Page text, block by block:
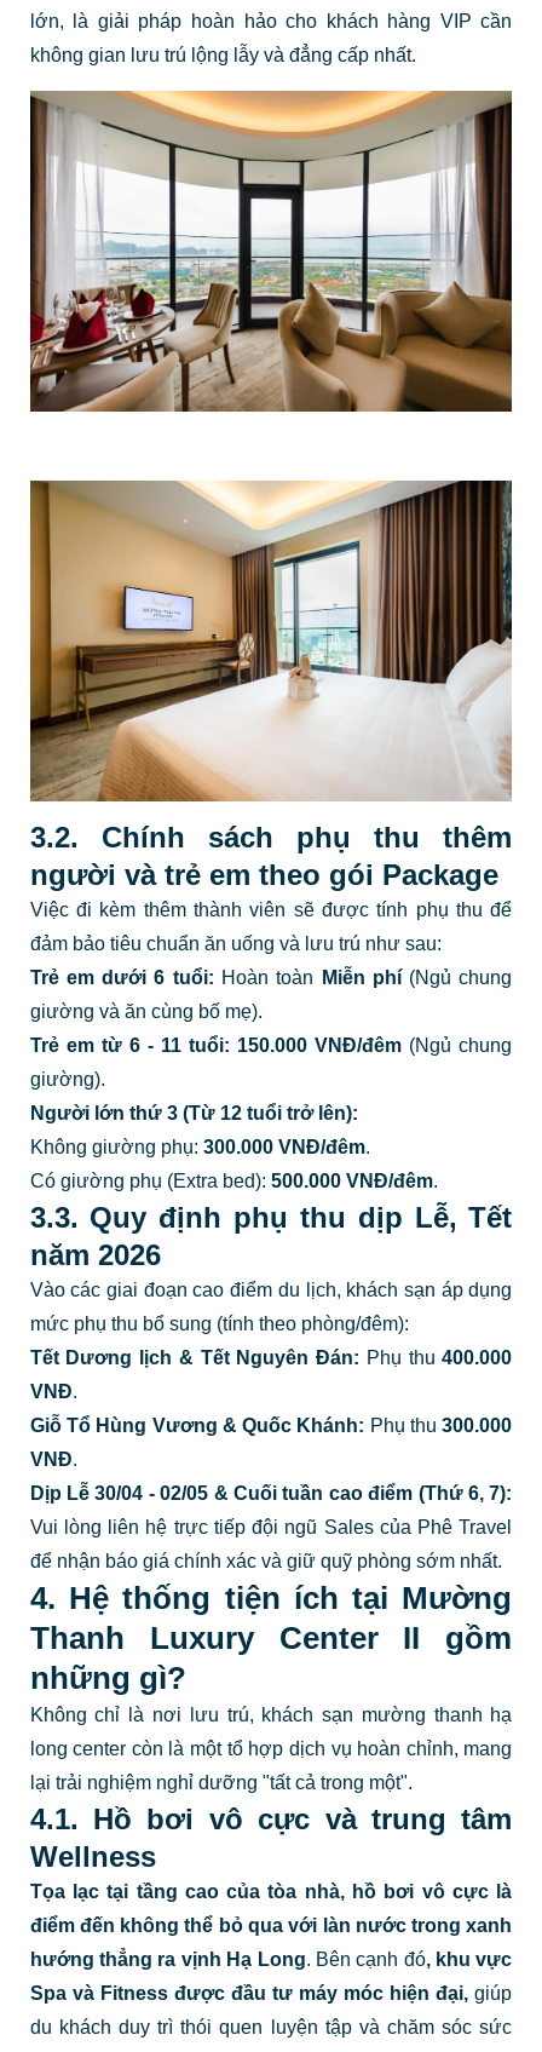
lớn, là giải pháp hoàn hảo cho khách hàng VIP cần
không gian lưu trú lộng lẫy và đẳng cấp nhất.
3.2. Chính sách phụ thu thêm
người và trẻ em theo gói Package
Việc đi kèm thêm thành viên sẽ được tính phụ thu để
đảm bảo tiêu chuẩn ăn uống và lưu trú như sau:
Trẻ em dưới 6 tuổi: Hoàn toàn Miễn phí(Ngủ chung
giường và ăn cùng bố mẹ).
Trẻ em từ 6 - 11 tuổi: 150.000 VNĐ/đêm (Ngủ chung
giường).
Người lớn thứ 3 (Từ 12 tuổi trở lên):
Không giường phụ: 300.000 VNĐ/đêm.
Có giường phụ (Extra bed): 500.000 VNĐ/đêm.
3.3. Quy định phụ thu dịp Lễ, Tết
năm 2026
Vào các giai đoạn cao điểm du lịch, khách sạn áp dụng
mức phụ thu bổ sung (tính theo phòng/đêm):
Tết Dương lịch & Tết Nguyên Đán: Phụ thu400.000
VNĐ.
Giỗ Tổ Hùng Vương & Quốc Khánh: Phụ thu300.000
VNĐ.
Dịp Lễ 30/04 - 02/05 & Cuối tuần cao điểm (Thứ 6, 7):
Vui lòng liên hệ trực tiếp đội ngũ Sales của Phê Travel
để nhận báo giá chính xác và giữ quỹ phòng sớm nhất.
4. Hệ thống tiện ích tại Mường
Thanh Luxury Center II gồm
những gì?
Không chỉ là nơi lưu trú, khách sạn mường thanh hạ
long center còn là một tổ hợp dịch vụ hoàn chỉnh, mang
lại trải nghiệm nghỉ dưỡng "tất cả trong một".
4.1. Hồ bơi vô cực và trung tâm
Wellness
Tọa lạc tại tầng cao của tòa nhà, hồ bơi vô cực là
điểm đến không thể bỏ qua với làn nước trong xanh
hướng thẳng ra vịnh Hạ Long. Bên cạnh đó, khu vực
Spa và Fitness được đầu tư máy móc hiện đại, giúp
du khách duy trì thói quen luyện tập và chăm sóc sức